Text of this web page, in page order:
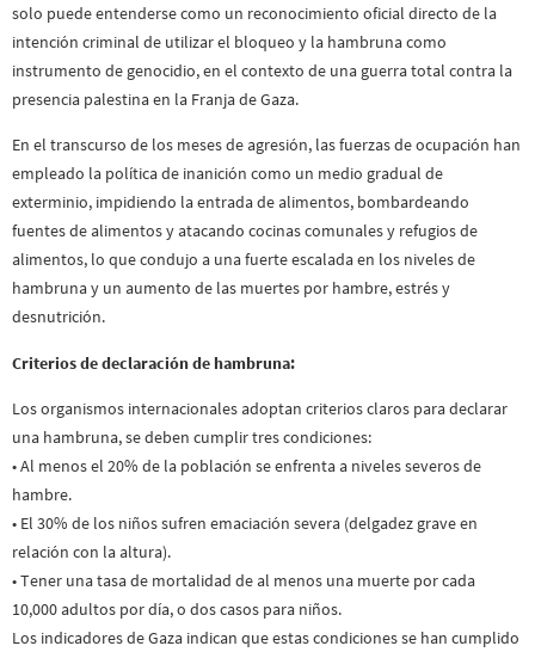
solo puede entenderse como un reconocimiento oficial directo de la
intención criminal de utilizar el bloqueo y la hambruna como
instrumento de genocidio, en el contexto de una guerra total contra la
presencia palestina en la Franja de Gaza.
En el transcurso de los meses de agresión, las fuerzas de ocupación han
empleado la política de inanición como un medio gradual de
exterminio, impidiendo la entrada de alimentos, bombardeando
fuentes de alimentos y atacando cocinas comunales y refugios de
alimentos, lo que condujo a una fuerte escalada en los niveles de
hambruna y un aumento de las muertes por hambre, estrés y
desnutrición.
Criterios de declaración de hambruna:
Los organismos internacionales adoptan criterios claros para declarar
una hambruna, se deben cumplir tres condiciones:
• Al menos el 20% de la población se enfrenta a niveles severos de
hambre.
• El 30% de los niños sufren emaciación severa (delgadez grave en
relación con la altura).
• Tener una tasa de mortalidad de al menos una muerte por cada
10,000 adultos por día, o dos casos para niños.
Los indicadores de Gaza indican que estas condiciones se han cumplido